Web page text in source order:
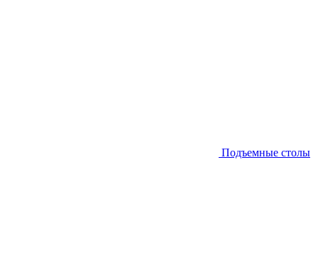
Подъемные столы